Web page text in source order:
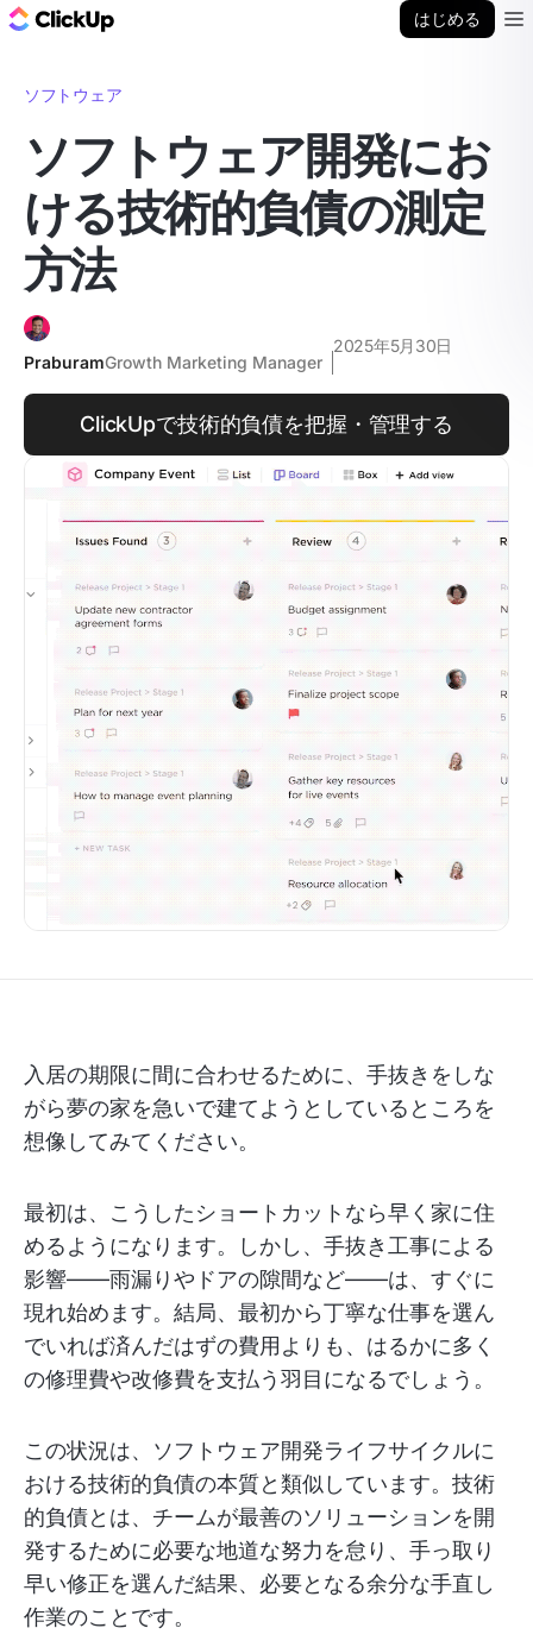
はじめる
ソフトウェア
ソフトウェア開発にお
ける技術的負債の測定
方法
PraburamGrowth Marketing Manager
2025年5月30日
ClickUpで技術的負債を把握・管理する
入居の期限に間に合わせるために、手抜きをしな
がら夢の家を急いで建てようとしているところを
想像してみてください。
最初は、こうしたショートカットなら早く家に住
めるようになります。しかし、手抜き工事による
影響――雨漏りやドアの隙間など――は、すぐに
現れ始めます。結局、最初から丁寧な仕事を選ん
でいれば済んだはずの費用よりも、はるかに多く
の修理費や改修費を支払う羽目になるでしょう。
この状況は、ソフトウェア開発ライフサイクルに
おける技術的負債の本質と類似しています。技術
的負債とは、チームが最善のソリューションを開
発するために必要な地道な努力を怠り、手っ取り
早い修正を選んだ結果、必要となる余分な手直し
作業のことです。